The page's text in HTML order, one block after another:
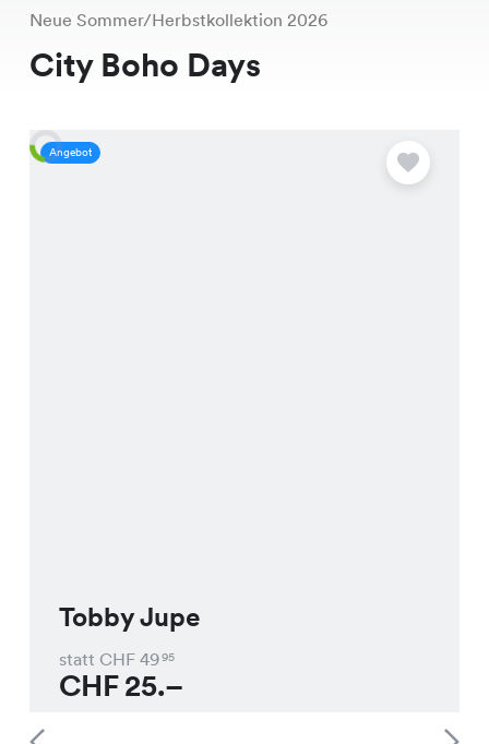
Neue Sommer/Herbstkollektion 2026
City Boho Days
Angebot
Tobby Jupe
statt CHF 4995
CHF25.–